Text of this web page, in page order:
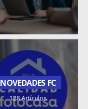
NOVEDADES FC
128 Artículos